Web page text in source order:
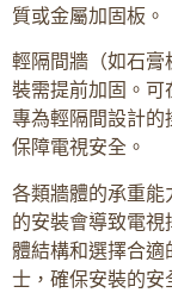
質或金屬加固板。
輕隔間牆（如石膏
裝需提前加固。可
專為輕隔間設計
保障電視安全。
各類牆體的承重
的安裝會導致電
體結構和選擇合適
士，確保安裝的安